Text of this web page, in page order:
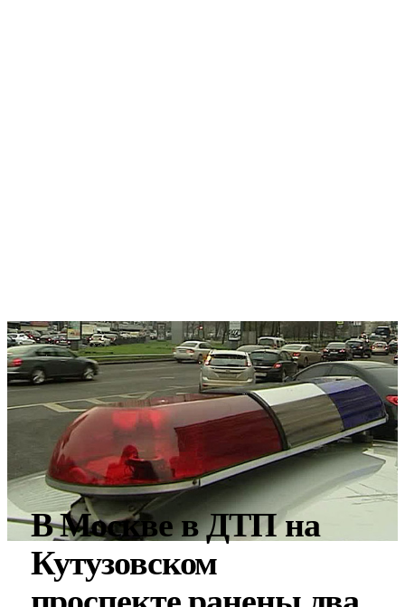
В Москве в ДТП на
Кутузовском